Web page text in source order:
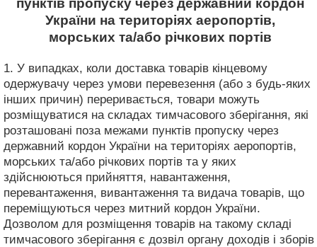
пунктів пропуску через державний кордон
України на територіях аеропортів,
морських та/або річкових портів
1. У випадках, коли доставка товарів кінцевому
одержувачу через умови перевезення (або з будь-яких
інших причин) переривається, товари можуть
розміщуватися на складах тимчасового зберігання, які
розташовані поза межами пунктів пропуску через
державний кордон України на територіях аеропортів,
морських та/або річкових портів та у яких
здійснюються прийняття, навантаження,
перевантаження, вивантаження та видача товарів, що
переміщуються через митний кордон України.
Дозволом для розміщення товарів на такому складі
тимчасового зберігання є дозвіл органу доходів і зборів